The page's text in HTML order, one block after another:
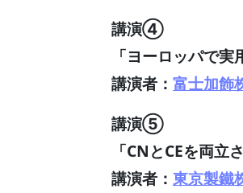
講演④
「ヨーロッパで
講演者： 富士加飾
講演⑤
「CNとCEを両立
講演者： 東京製鐵